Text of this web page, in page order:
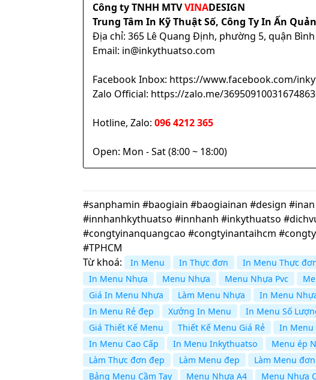
Công ty TNHH MTVVINADESIGN
Trung Tâm In Kỹ Thuật Số, Công Ty In Ấn
Địa chỉ: 365 Lê Quang Định, phường 5, quận Bình
Email: in@inkythuatso.com
Facebook Inbox: https://www.facebook.com/
Zalo Official: https://zalo.me/
Hotline, Zalo: 096 4212 365
Open: Mon - Sat (8:00 ~ 18:00)
#sanphamin #baogiain #baogiainan #design
#innhanhkythuatso #innhanh #inkythuatso
#congtyinanquangcao #congtyinantaihcm
#TPHCM
Từ khoá:
In Menu In Thực đơn In Menu Thực
In Menu Nhựa
Menu Nhựa Menu Nhựa Pvc
Giá In Menu Nhựa
Làm Menu Nhựa In Menu
In Menu Rẻ đẹp
Xưởng In Menu In Menu Số
Giá Thiết Kế Menu
Thiết Kế Menu Giá Rẻ In Menu
In Menu Cao Cấp
In Menu Inkythuatso Menu ép
Làm Thực đơn đẹp
Làm Menu đẹp Làm Menu
Bảng Menu Cầm Tay
Menu Nhựa A4 Menu Nhựa